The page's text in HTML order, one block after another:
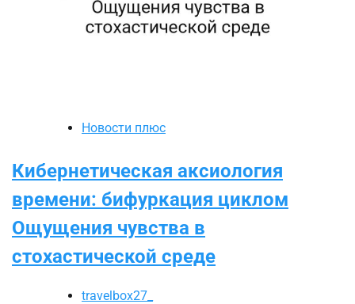
Новости плюс
Кибернетическая аксиология
времени: бифуркация циклом
Ощущения чувства в
стохастической среде
travelbox27_